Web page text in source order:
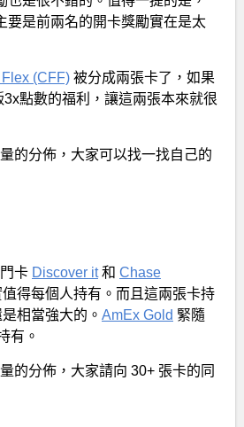
要是前兩名的開卡獎勵實在是太
(CFF) 被分成兩張卡了，如果
點數的福利，讓這兩張本來就很
的分佈，大家可以找一找自己的
卡 Discover it和 Chase
得每個人持有。而且這兩張卡持
相當強大的。 AmEx Gold 緊隨
有。
的分佈，大家請向 30+ 張卡的同